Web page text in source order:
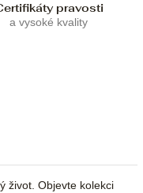
pravosti
a vysoké kvality
život. Objevte kolekci